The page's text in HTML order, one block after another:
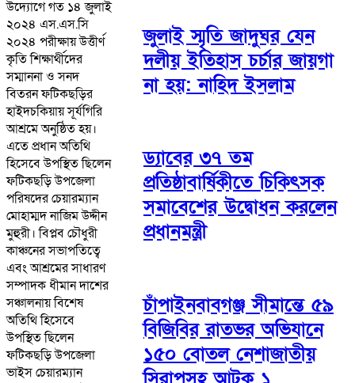
উদ্যোগে গত ১৪ জুলাই
২০২৪ এস.এস.সি
২০২৪ পরীক্ষায় উত্তীর্ণ
কৃতি শিক্ষার্থীদের
সম্মাননা ও সনদ
বিতরন ফটিকছড়ির
হাইদচকিয়ায় সূর্যগিরি
আশ্রমে অনুষ্ঠিত হয়।
এতে প্রধান অতিথি
হিসেবে উপস্থিত ছিলেন
ফটিকছড়ি উপজেলা
পরিষদের চেয়ারম্যান
মোহাম্মদ নাজিম উদ্দীন
মুহুরী। বিপ্লব চৌধুরী
কাঞ্চনের সভাপতিত্বে
এবং আশ্রমের সাধারণ
সম্পাদক ধীমান দাশের
সঞ্চালনায় বিশেষ
অতিথি হিসেবে
উপস্থিত ছিলেন
ফটিকছড়ি উপজেলা
ভাইস চেয়ারম্যান
জুলাই স্মৃতি জাদুঘর যেন
দলীয় ইতিহাস চর্চার জায়গা
না হয়: নাহিদ ইসলাম
ড্যাবের ৩৭ তম
প্রতিষ্ঠাবার্ষিকীতে চিকিৎসক
সমাবেশের উদ্বোধন করলেন
প্রধানমন্ত্রী
চাঁপাইনবাবগঞ্জ সীমান্তে ৫৯
বিজিবির রাতভর অভিযানে
১৫০ বোতল নেশাজাতীয়